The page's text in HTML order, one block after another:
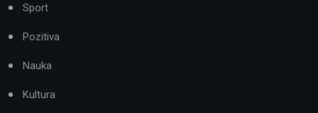
Sport
Pozitiva
Nauka
Kultura